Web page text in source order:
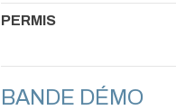
PERMIS
BANDE DÉMO